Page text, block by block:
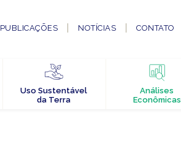
PUBLICAÇÕES NOTÍCIAS CONTATO
Uso Sustentável
da Terra
Análises
Econômicas